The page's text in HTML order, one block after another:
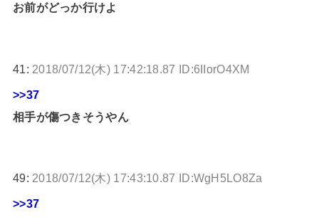
お前がどっか行けよ
41: 2018/07/12(木) 17:42:18.87 ID:6IIorO4XM
>>37
相手が傷つきそうやん
49: 2018/07/12(木) 17:43:10.87 ID:WgH5LO8Za
>>37